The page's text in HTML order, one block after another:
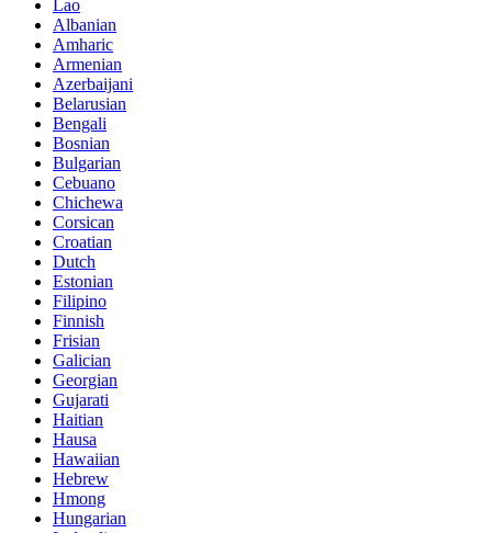
Lao
Albanian
Amharic
Armenian
Azerbaijani
Belarusian
Bengali
Bosnian
Bulgarian
Cebuano
Chichewa
Corsican
Croatian
Dutch
Estonian
Filipino
Finnish
Frisian
Galician
Georgian
Gujarati
Haitian
Hausa
Hawaiian
Hebrew
Hmong
Hungarian